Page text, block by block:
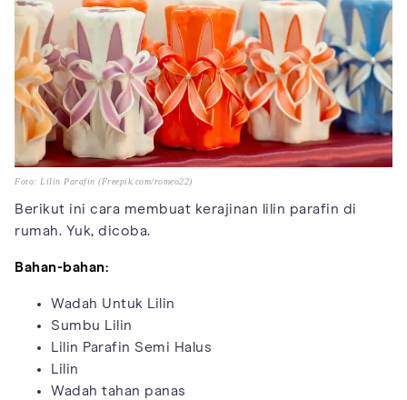
Foto: Lilin Parafin (Freepik.com/romeo22)
Berikut ini cara membuat kerajinan lilin parafin di
rumah. Yuk, dicoba.
Bahan-bahan:
Wadah Untuk Lilin
Sumbu Lilin
Lilin Parafin Semi Halus
Lilin
Wadah tahan panas